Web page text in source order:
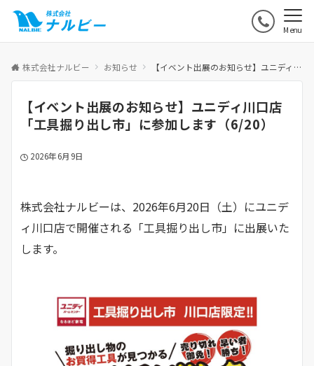
Menu
株式会社ナルビー お知らせ 【イベント出展のお知らせ】ユニディ川口店「工具掘り出し市」に参加します（6/20）
【イベント出展のお知らせ】ユニディ川口店
「工具掘り出し市」に参加します（6/20）
2026年6月9日
株式会社ナルビーは、2026年6月20日（土）にユニデ
ィ川口店で開催される「工具掘り出し市」に出展いた
します。